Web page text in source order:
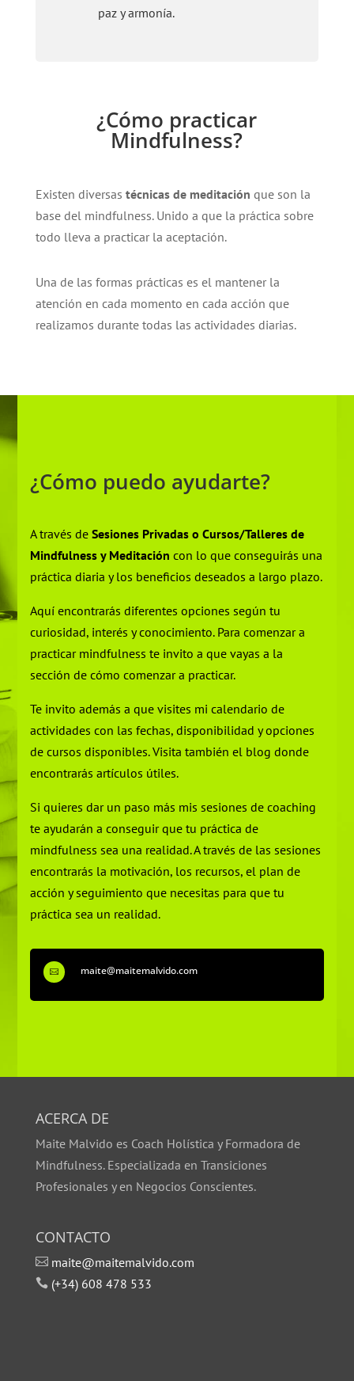
paz y armonía.
¿Cómo practicar
Mindfulness?
Existen diversas técnicas de meditación que son la
base del mindfulness. Unido a que la práctica sobre
todo lleva a practicar la aceptación.
Una de las formas prácticas es el mantener la
atención en cada momento en cada acción que
realizamos durante todas las actividades diarias.
¿Cómo puedo ayudarte?
A través deSesiones Privadas o Cursos/Talleres de
Mindfulness y Meditación con lo que conseguirás una
práctica diaria y los beneficios deseados a largo plazo.
Aquí encontrarás diferentes opciones según tu
curiosidad, interés y conocimiento. Para comenzar a
practicar mindfulness te invito a que vayas a la
sección de cómo comenzar a practicar.
Te invito además a que visites mi calendario de
actividades con las fechas, disponibilidad y opciones
de cursos disponibles. Visita también el blog donde
encontrarás artículos útiles.
Si quieres dar un paso más mis sesiones de coaching
te ayudarán a conseguir que tu práctica de
mindfulness sea una realidad. A través de las sesiones
encontrarás la motivación, los recursos, el plan de
acción y seguimiento que necesitas para que tu
práctica sea un realidad.
 maite@maitemalvido.com
ACERCA DE
Maite Malvido es Coach Holística y Formadora de
Mindfulness. Especializada en Transiciones
Profesionales y en Negocios Conscientes.
CONTACTO
 maite@maitemalvido.com
 (+34) 608 478 533